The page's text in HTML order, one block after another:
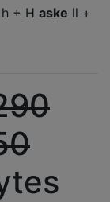
h + H aske ll +